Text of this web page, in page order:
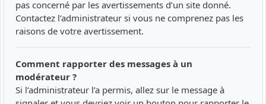
pas concerné par les avertissements d’un site donné.
Contactez l’administrateur si vous ne comprenez pas les
raisons de votre avertissement.
Comment rapporter des messages à un
modérateur ?
Si l’administrateur l’a permis, allez sur le message à